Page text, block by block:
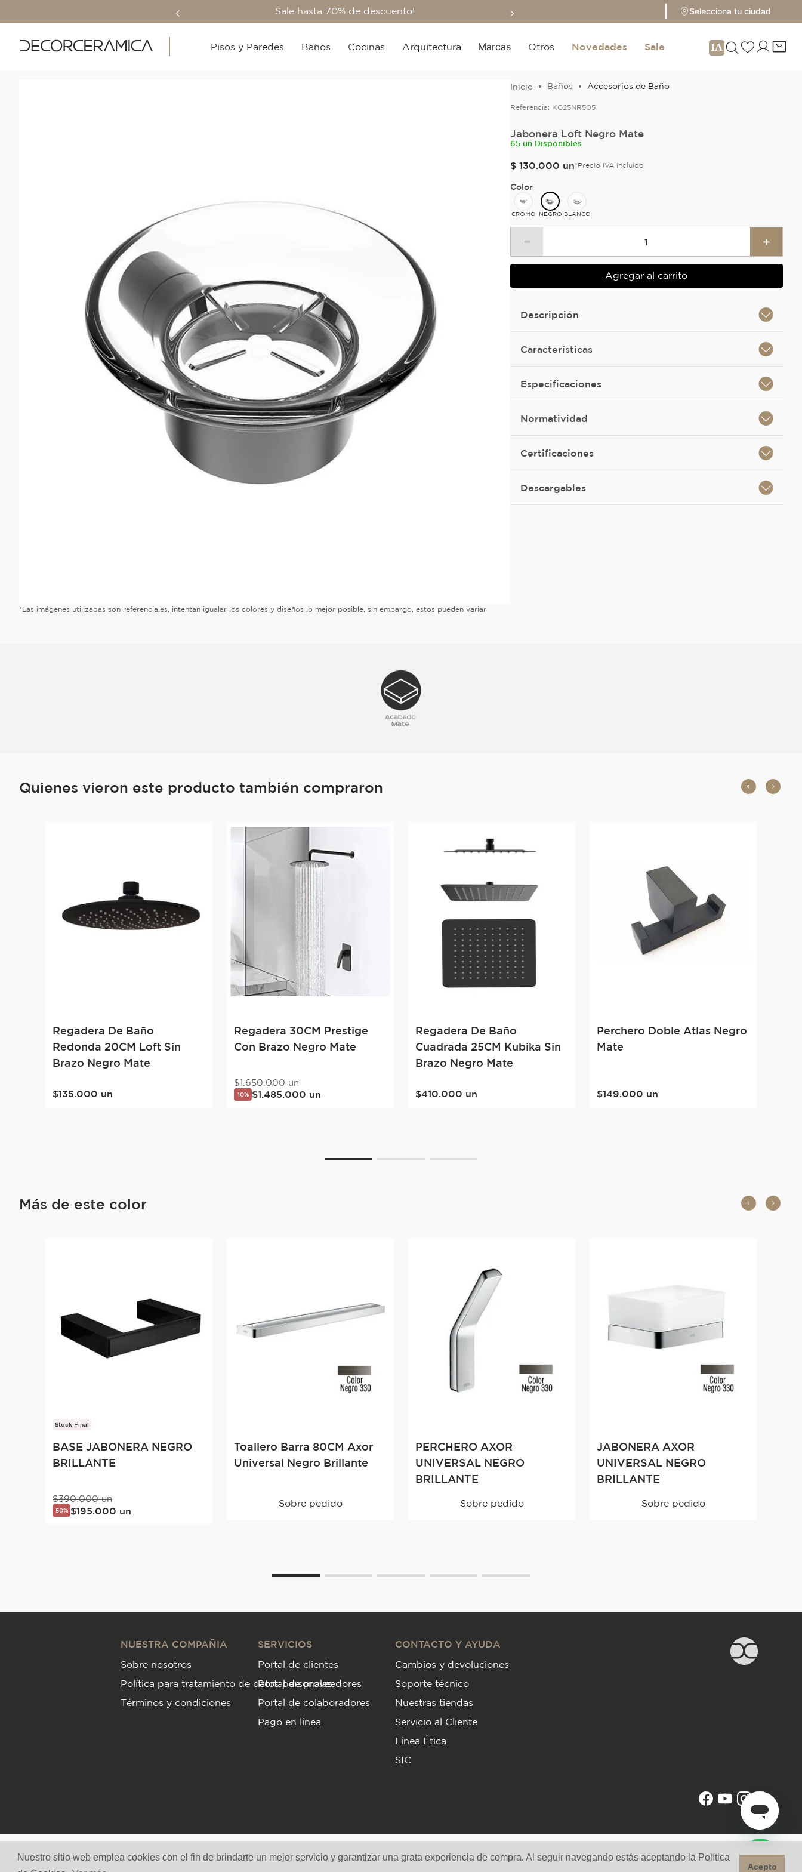
Nuestro sitio web emplea cookies con el fin de brindarte un mejor servicio y garantizar una grata experiencia de compra. Al seguir navegando estás aceptando la Política
Acepto
Sale hasta 70% de descuento! Selecciona tu ciudad
Pisos y Paredes Baños Cocinas Arquitectura Marcas Otros Novedades Sale
*Las imágenes utilizadas son referenciales, intentan igualar los colores y diseños lo mejor posible, sin embargo, estos pueden variar
Baños Accesorios de Baño
Referencia: KG25NR505
Jabonera Loft Negro Mate
65 un Disponibles
$ 130.000 un*Precio IVA incluido
Color
CROMO NEGRO BLANCO
＋
－
Agregar al carrito
Descripción
Características
Especificaciones
Normatividad
Certificaciones
Descargables
Quienes vieron este producto también compraron
Regadera De Baño
Redonda 20CM Loft Sin
Brazo Negro Mate
$135 000 un
Regadera 30CM Prestige
Con Brazo Negro Mate
$1.650.000 un
10% $1.485.000 un
Regadera De Baño
Cuadrada 25CM Kubika Sin
Brazo Negro Mate
$410 000 un
Perchero Doble Atlas Negro
Mate
$149 000 un
Más de este color
Stock Final
BASE JABONERA NEGRO
BRILLANTE
$390.000 un
50% $195.000 un
Toallero Barra 80CM Axor
Universal Negro Brillante
Sobre pedido
PERCHERO AXOR
UNIVERSAL NEGRO
BRILLANTE
Sobre pedido
JABONERA AXOR
UNIVERSAL NEGRO
BRILLANTE
Sobre pedido
NUESTRA COMPAÑIA
Sobre nosotros
Política para tratamiento de datos personales
Términos y condiciones
SERVICIOS
Portal de clientes
Portal de proveedores
Portal de colaboradores
Pago en línea
CONTACTO Y AYUDA
Cambios y devoluciones
Soporte técnico
Nuestras tiendas
Servicio al Cliente
Línea Ética
SIC